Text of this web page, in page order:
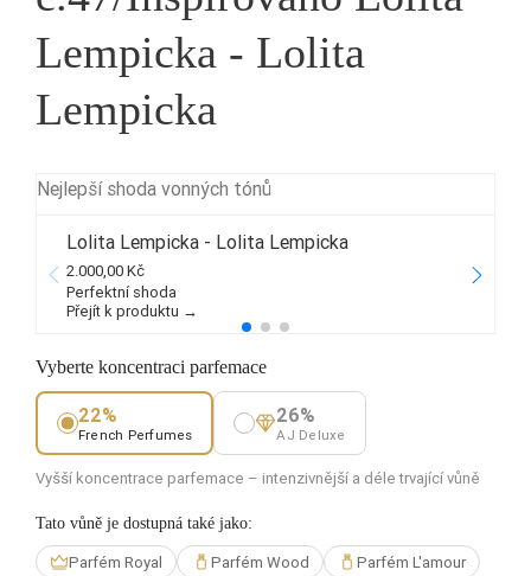
Lempicka - Lolita
Lempicka
Nejlepší shoda vonných tónů
Lolita Lempicka - Lolita Lempicka
2.000,00 Kč
Perfektní shoda
Přejít k produktu →
Vyberte koncentraci parfemace
22%
French Perfumes
26%
AJ Deluxe
Vyšší koncentrace parfemace – intenzivnější a déle trvající vůně
Tato vůně je dostupná také jako:
Parfém Royal Parfém Wood Parfém L'amour